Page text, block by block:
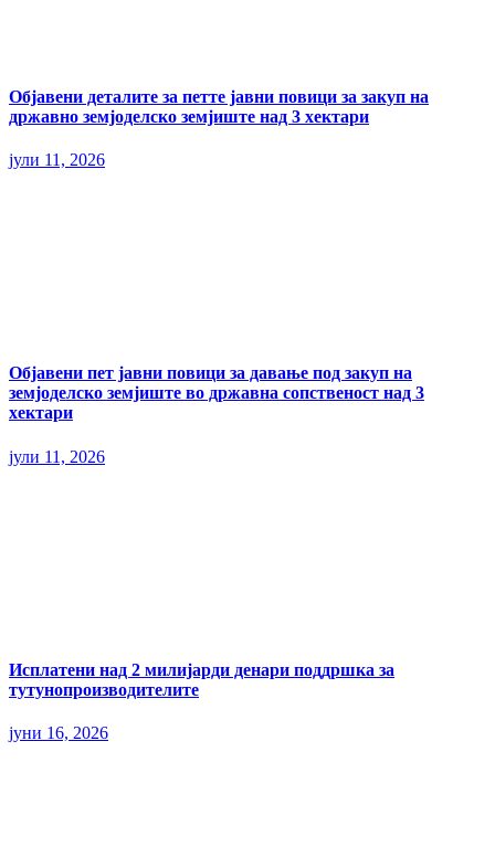
Објавени деталите за петте јавни повици за закуп на
државно земјоделско земјиште над 3 хектари
јули 11, 2026
Објавени пет јавни повици за давање под закуп на
земјоделско земјиште во државна сопственост над 3
хектари
јули 11, 2026
Исплатени над 2 милијарди денари поддршка за
тутунопроизводителите
јуни 16, 2026